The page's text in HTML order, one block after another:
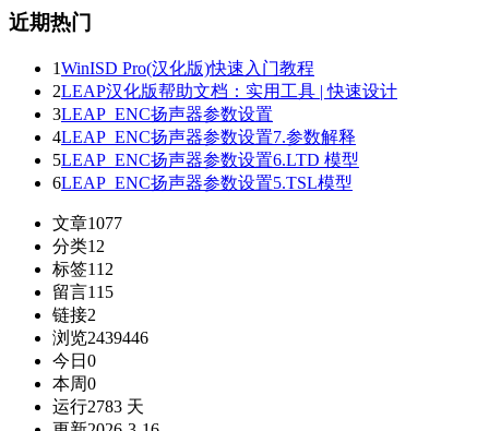
近期热门
1WinISD Pro(汉化版)快速入门教程
2LEAP汉化版帮助文档：实用工具 | 快速设计
3LEAP_ENC扬声器参数设置
4LEAP_ENC扬声器参数设置7.参数解释
5LEAP_ENC扬声器参数设置6.LTD 模型
6LEAP_ENC扬声器参数设置5.TSL模型
文章1077
分类12
标签112
留言115
链接2
浏览2439446
今日 0
本周0
运行2783 天